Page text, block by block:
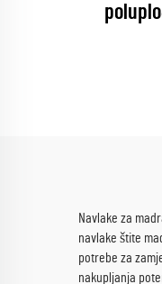
Navlake za
navlake štite
potrebe za
nakupljanja